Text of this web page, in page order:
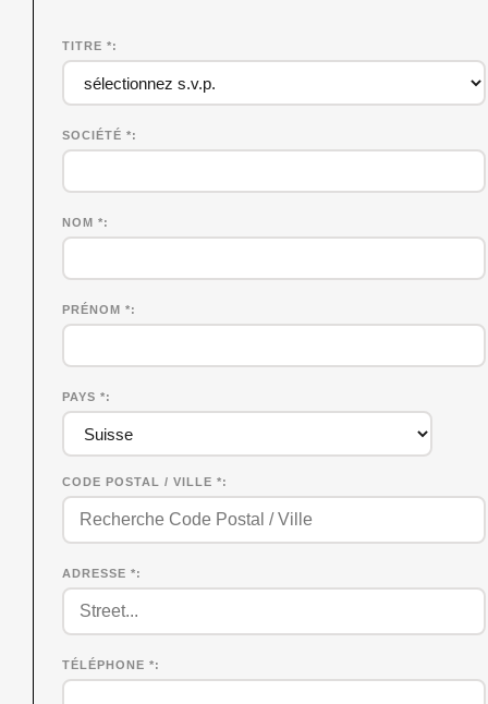
TITRE *
SOCIÉTÉ*
NOM*
PRÉNOM*
PAYS *
CODE POSTAL / VILLE *
ADRESSE *
TÉLÉPHONE *